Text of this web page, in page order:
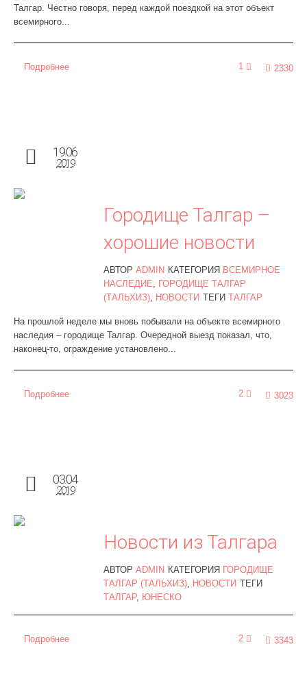
Талгар. Честно говоря, перед каждой поездкой на этот объект
всемирного...
1 2330
Подробнее
19.06
2019
Городище Талгар –
хорошие новости
АВТОР ADMIN КАТЕГОРИЯ ВСЕМИРНОЕ
НАСЛЕДИЕ, ГОРОДИЩЕ ТАЛГАР
(ТАЛЬХИЗ), НОВОСТИ ТЕГИ ТАЛГАР
На прошлой неделе мы вновь побывали на объекте всемирного
наследия – городище Талгар. Очередной выезд показал, что,
наконец-то, ограждение установлено...
2 3023
Подробнее
03.04
2019
Новости из Талгара
АВТОР ADMIN КАТЕГОРИЯ ГОРОДИЩЕ
ТАЛГАР (ТАЛЬХИЗ), НОВОСТИ ТЕГИ
ТАЛГАР, ЮНЕСКО
2 3343
Подробнее